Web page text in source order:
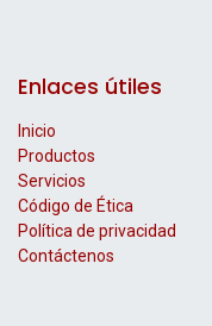
Enlaces útiles
Inicio
Productos
Servicios
Código de Ética
Política de privacidad
Contáctenos